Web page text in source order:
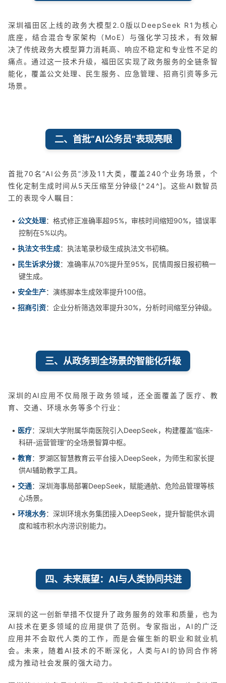
深圳福田区上线的政务大模型2.0版以DeepSeek R1为核心
底座，结合混合专家架构（MoE）与强化学习技术，有效解
决了传统政务大模型算力消耗高、响应不稳定和专业性不足的
痛点。通过这一技术升级，福田区实现了政务服务的全链条智
能化，覆盖公文处理、民生服务、应急管理、招商引资等多元
场景。
二、首批“AI公务员”表现亮眼
首批70名“AI公务员”涉及11大类，覆盖240个业务场景，个
性化定制生成时间从5天压缩至分钟级[^24^]。这些AI数智员
工的表现令人瞩目：
• 公文处理：格式修正准确率超95%，审核时间缩短90%，错误率
控制在5%以内。
• 执法文书生成：执法笔录秒级生成执法文书初稿。
• 民生诉求分拨：准确率从70%提升至95%，民情周报日报初稿一
键生成。
• 安全生产：演练脚本生成效率提升100倍。
• 招商引资：企业分析筛选效率提升30%，分析时间缩至分钟级。
三、从政务到全场景的智能化升级
深圳的AI应用不仅局限于政务领域，还全面覆盖了医疗、教
育、交通、环境水务等多个行业：
• 医疗：深圳大学附属华南医院引入DeepSeek，构建覆盖“临床-
科研-运营管理”的全场景智算中枢。
• 教育：罗湖区智慧教育云平台接入DeepSeek，为师生和家长提
供AI辅助教学工具。
• 交通：深圳海事局部署DeepSeek，赋能通航、危险品管理等核
心场景。
• 环境水务：深圳环境水务集团接入DeepSeek，提升智能供水调
度和城市积水内涝识别能力。
四、未来展望：AI与人类协同共进
深圳的这一创新举措不仅提升了政务服务的效率和质量，也为
AI技术在更多领域的应用提供了范例。专家指出，AI的广泛
应用并不会取代人类的工作，而是会催生新的职业和就业机
会。未来，随着AI技术的不断深化，人类与AI的协同合作将
成为推动社会发展的强大动力。